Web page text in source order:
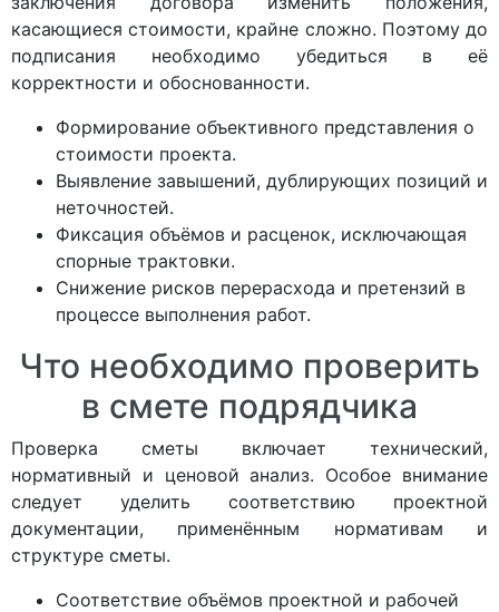
касающиеся стоимости, крайне сложно. Поэтому до
подписания необходимо убедиться в её
корректности и обоснованности.
Формирование объективного представления о
стоимости проекта.
Выявление завышений, дублирующих позиций и
неточностей.
Фиксация объёмов и расценок, исключающая
спорные трактовки.
Снижение рисков перерасхода и претензий в
процессе выполнения работ.
Что необходимо проверить
в смете подрядчика
Проверка сметы включает технический,
нормативный и ценовой анализ. Особое внимание
следует уделить соответствию проектной
документации, применённым нормативам и
структуре сметы.
Соответствие объёмов проектной и рабочей